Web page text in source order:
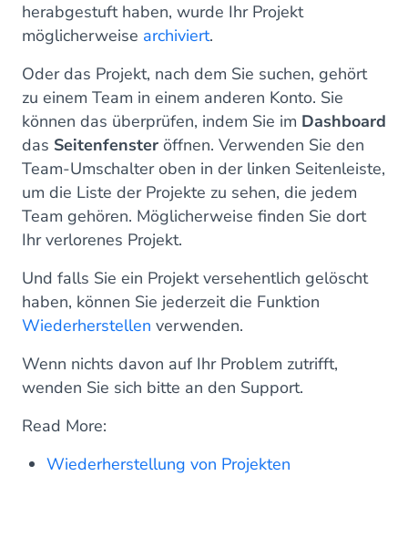
herabgestuft haben, wurde Ihr Projekt
möglicherweise archiviert.
Oder das Projekt, nach dem Sie suchen, gehört
zu einem Team in einem anderen Konto. Sie
können das überprüfen, indem Sie im Dashboard
das Seitenfenster öffnen. Verwenden Sie den
Team-Umschalter oben in der linken Seitenleiste,
um die Liste der Projekte zu sehen, die jedem
Team gehören. Möglicherweise finden Sie dort
Ihr verlorenes Projekt.
Und falls Sie ein Projekt versehentlich gelöscht
haben, können Sie jederzeit die Funktion
Wiederherstellen verwenden.
Wenn nichts davon auf Ihr Problem zutrifft,
wenden Sie sich bitte an den Support.
Read More:
Wiederherstellung von Projekten